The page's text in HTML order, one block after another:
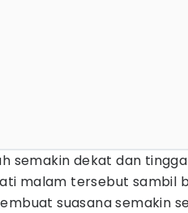
semakin dekat dan
malam tersebut sambil
suasana semakin